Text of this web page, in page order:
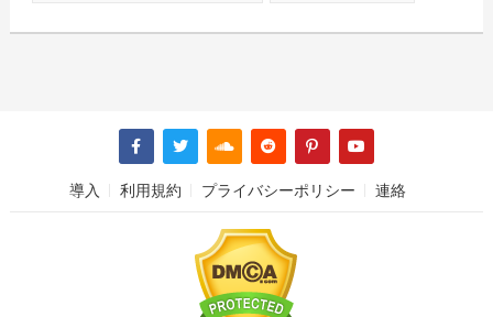
導入 利用規約 プライバシーポリシー 連絡